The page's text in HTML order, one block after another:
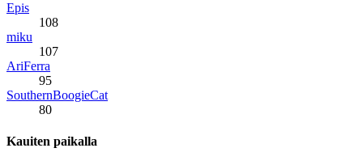
Epis
108
miku
107
AriFerra
95
SouthernBoogieCat
80
Kauiten paikalla